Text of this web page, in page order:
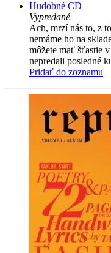
Hudobné CD
Vypredané
Ach, mrzí nás to, z
nemáme ho na
môžete mať šťastie
nepredali posledné
Pridať do zoznamu